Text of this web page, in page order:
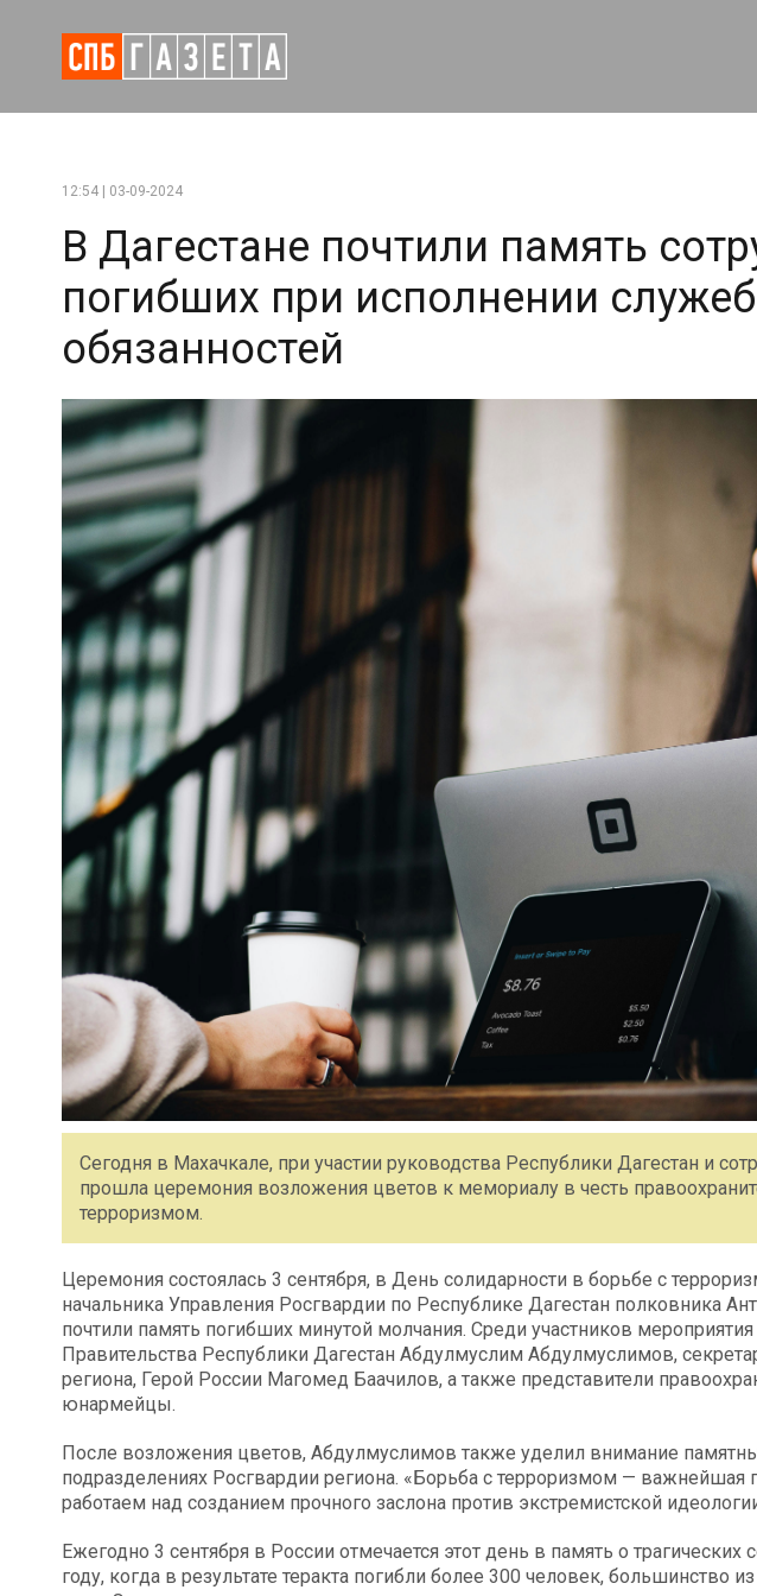
12:54 | 03-09-2024
В Дагестане почтили память
погибших при исполнении
обязанностей
Сегодня в Махачкале, при участии руководства Республики Дагестан и
прошла церемония возложения цветов к мемориалу в честь
терроризмом.
Церемония состоялась 3 сентября, в День солидарности в борьбе с
начальника Управления Росгвардии по Республике Дагестан полковника
почтили память погибших минутой молчания. Среди участников
Правительства Республики Дагестан Абдулмуслим Абдулмуслимов,
региона, Герой России Магомед Баачилов, а также представители
юнармейцы.
После возложения цветов, Абдулмуслимов также уделил внимание
подразделениях Росгвардии региона. «Борьба с терроризмом — важнейшая
работаем над созданием прочного заслона против экстремистской
Ежегодно 3 сентября в России отмечается этот день в память о
году, когда в результате теракта погибли более 300 человек,